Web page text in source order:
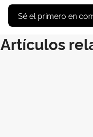
Sé el primero en
Artículos